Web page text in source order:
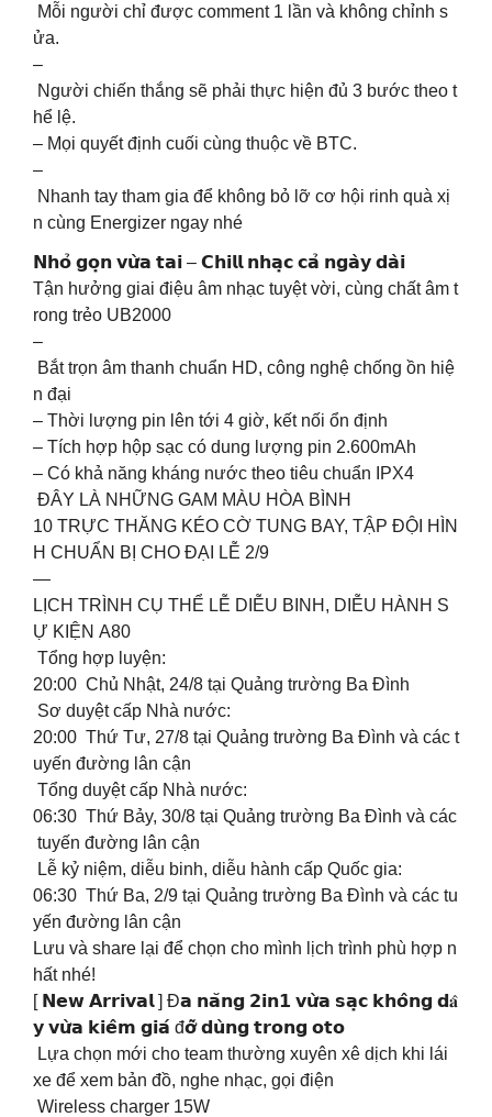
Mỗi người chỉ được comment 1 lần và không chỉnh s
ửa.
–
Người chiến thắng sẽ phải thực hiện đủ 3 bước theo t
hể lệ.
– Mọi quyết định cuối cùng thuộc về BTC.
–
Nhanh tay tham gia để không bỏ lỡ cơ hội rinh quà xị
n cùng Energizer ngay nhé
𝗡𝗵𝗼̉ 𝗴𝗼̣𝗻 𝘃𝘂̛̀𝗮 𝘁𝗮𝗶 – 𝗖𝗵𝗶𝗹𝗹 𝗻𝗵𝗮̣𝗰 𝗰𝗮̉ 𝗻𝗴𝗮̀𝘆 𝗱𝗮̀𝗶
Tận hưởng giai điệu âm nhạc tuyệt vời, cùng chất âm t
rong trẻo UB2000
–
Bắt trọn âm thanh chuẩn HD, công nghệ chống ồn hiệ
n đại
– Thời lượng pin lên tới 4 giờ, kết nối ổn định
– Tích hợp hộp sạc có dung lượng pin 2.600mAh
– Có khả năng kháng nước theo tiêu chuẩn IPX4
ĐÂY LÀ NHỮNG GAM MÀU HÒA BÌNH
10 TRỰC THĂNG KÉO CỜ TUNG BAY, TẬP ĐỘI HÌN
H CHUẨN BỊ CHO ĐẠI LỄ 2/9
—
LỊCH TRÌNH CỤ THỂ LỄ DIỄU BINH, DIỄU HÀNH S
Ự KIỆN A80
️ Tổng hợp luyện:
20:00 Chủ Nhật, 24/8 tại Quảng trường Ba Đình
️ Sơ duyệt cấp Nhà nước:
20:00 Thứ Tư, 27/8 tại Quảng trường Ba Đình và các t
uyến đường lân cận
️ Tổng duyệt cấp Nhà nước:
06:30 Thứ Bảy, 30/8 tại Quảng trường Ba Đình và các
tuyến đường lân cận
️ Lễ kỷ niệm, diễu binh, diễu hành cấp Quốc gia:
06:30 Thứ Ba, 2/9 tại Quảng trường Ba Đình và các tu
yến đường lân cận
Lưu và share lại để chọn cho mình lịch trình phù hợp n
hất nhé!
[ 𝗡𝗲𝘄 𝗔𝗿𝗿𝗶𝘃𝗮𝗹 ] Đ𝗮 𝗻𝗮̆𝗻𝗴 𝟮𝗶𝗻𝟭 𝘃𝘂̛̀𝗮 𝘀𝗮̣𝗰 𝗸𝗵𝗼̂𝗻𝗴 𝗱𝐚̂
𝘆 𝘃𝘂̛̀𝗮 𝗸𝗶𝗲̂𝗺 𝗴𝗶𝗮́ đ𝗼̛̃ 𝗱𝘂̀𝗻𝗴 𝘁𝗿𝗼𝗻𝗴 𝗼𝘁𝗼
Lựa chọn mới cho team thường xuyên xê dịch khi lái
xe để xem bản đồ, nghe nhạc, gọi điện
️ Wireless charger 15W